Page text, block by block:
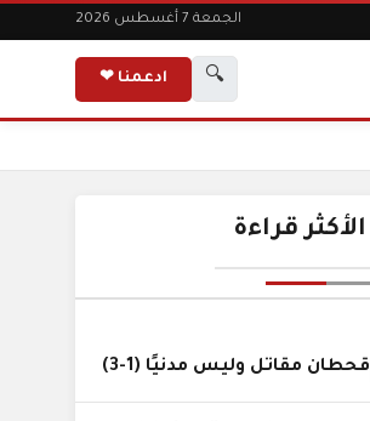
الجمعة 7 أغسطس 2026
🔍 ادعمنا ❤
الأكثر قراءة
قحطان مقاتل وليس مدنيًا (1-3)